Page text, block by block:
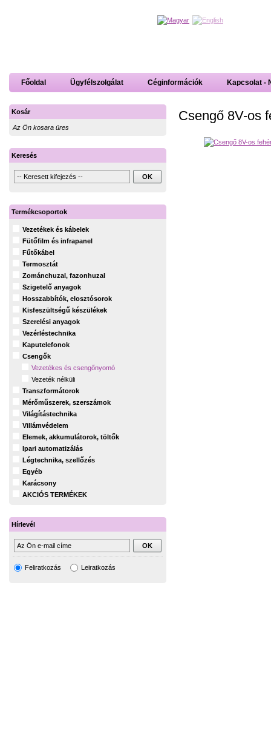
Főoldal Ügyfélszolgálat Céginformációk Kapcsolat -
Csengő 8V-os
Kosár
Az Ön kosara üres
Keresés
Termékcsoportok
Vezetékek és kábelek
Fütőfilm és infrapanel
Fűtőkábel
Termosztát
Zománchuzal, fazonhuzal
Szigetelő anyagok
Hosszabbítók, elosztósorok
Kisfeszültségű készülékek
Szerelési anyagok
Vezérléstechnika
Kaputelefonok
Csengők
Vezetékes és csengőnyomó
Vezeték nélküli
Transzformátorok
Mérőműszerek, szerszámok
Világítástechnika
Villámvédelem
Elemek, akkumulátorok, töltők
Ipari automatizálás
Légtechnika, szellőzés
Egyéb
Karácsony
AKCIÓS TERMÉKEK
Hírlevél
Feliratkozás Leiratkozás